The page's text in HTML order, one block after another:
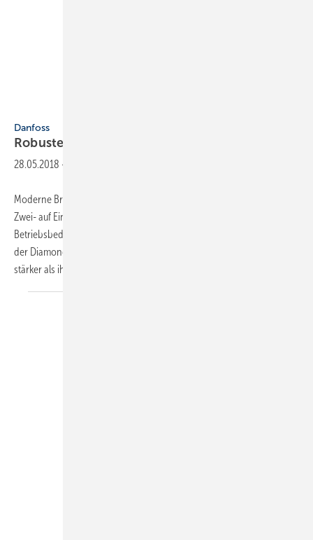
Danfoss
Robuste
28.05.2018 -
Moderne Brenner mit höherem Öldruck sowie die Umstellung von
Zwei- auf Einrohrsysteme haben massiven Einfluss auf die
Betriebsbedingungen der Ölpumpen. Die neue BFP-Service-Ölpumpe
der Diamond-Serie 2.0 von Danfoss ist daher deutlich robuster und
stärker als ihre Vorgängermodelle. Die